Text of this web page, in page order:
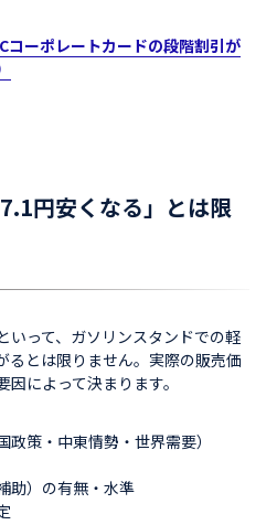
ーポレートカードの段階割引が
円安くなる」とは限
いって、ガソリンスタンドでの軽
るとは限りません。実際の販売価
によって決まります。
政策・中東情勢・世界需要）
助）の有無・水準